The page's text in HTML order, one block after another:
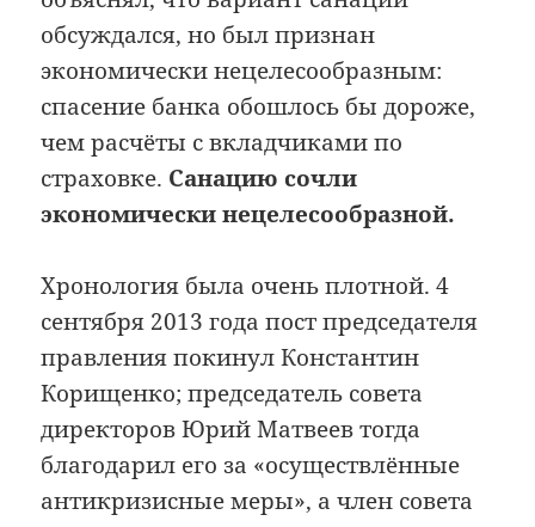
обсуждался, но был признан
экономически нецелесообразным:
спасение банка обошлось бы дороже,
чем расчёты с вкладчиками по
страховке. Санацию сочли
экономически нецелесообразной.
Хронология была очень плотной. 4
сентября 2013 года пост председателя
правления покинул Константин
Корищенко; председатель совета
директоров Юрий Матвеев тогда
благодарил его за «осуществлённые
антикризисные меры», а член совета